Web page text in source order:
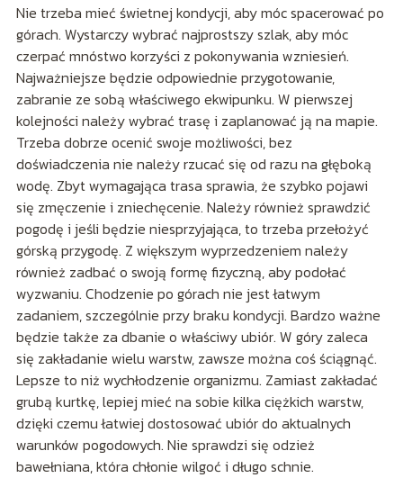
Nie trzeba mieć świetnej kondycji, aby móc spacerować po
górach. Wystarczy wybrać najprostszy szlak, aby móc
czerpać mnóstwo korzyści z pokonywania wzniesień.
Najważniejsze będzie odpowiednie przygotowanie,
zabranie ze sobą właściwego ekwipunku. W pierwszej
kolejności należy wybrać trasę i zaplanować ją na mapie.
Trzeba dobrze ocenić swoje możliwości, bez
doświadczenia nie należy rzucać się od razu na głęboką
wodę. Zbyt wymagająca trasa sprawia, że szybko pojawi
się zmęczenie i zniechęcenie. Należy również sprawdzić
pogodę i jeśli będzie niesprzyjająca, to trzeba przełożyć
górską przygodę. Z większym wyprzedzeniem należy
również zadbać o swoją formę fizyczną, aby podołać
wyzwaniu. Chodzenie po górach nie jest łatwym
zadaniem, szczególnie przy braku kondycji. Bardzo ważne
będzie także za dbanie o właściwy ubiór. W góry zaleca
się zakładanie wielu warstw, zawsze można coś ściągnąć.
Lepsze to niż wychłodzenie organizmu. Zamiast zakładać
grubą kurtkę, lepiej mieć na sobie kilka ciężkich warstw,
dzięki czemu łatwiej dostosować ubiór do aktualnych
warunków pogodowych. Nie sprawdzi się odzież
bawełniana, która chłonie wilgoć i długo schnie.